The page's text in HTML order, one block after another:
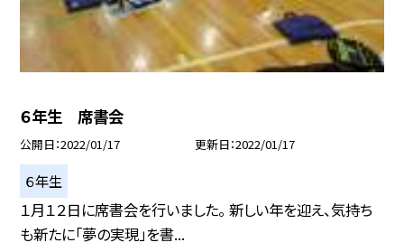
６年生 席書会
公開日 2022/01/17 更新日 2022/01/17
６年生
１月１２日に席書会を行いました。 新しい年を迎え、気持ち
も新たに「夢の実現」を書...